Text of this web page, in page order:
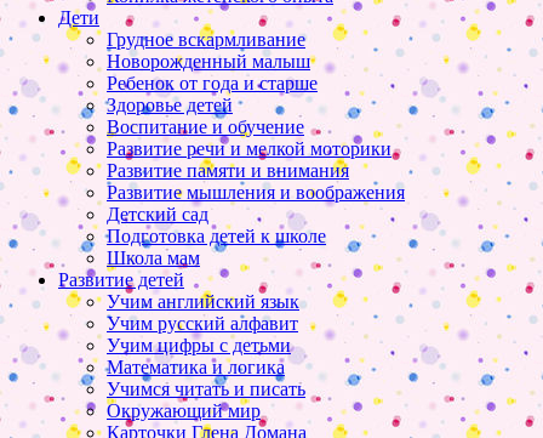
Дети
Грудное вскармливание
Новорожденный малыш
Ребенок от года и старше
Здоровье детей
Воспитание и обучение
Развитие речи и мелкой моторики
Развитие памяти и внимания
Развитие мышления и воображения
Детский сад
Подготовка детей к школе
Школа мам
Развитие детей
Учим английский язык
Учим русский алфавит
Учим цифры с детьми
Математика и логика
Учимся читать и писать
Окружающий мир
Карточки Глена Домана